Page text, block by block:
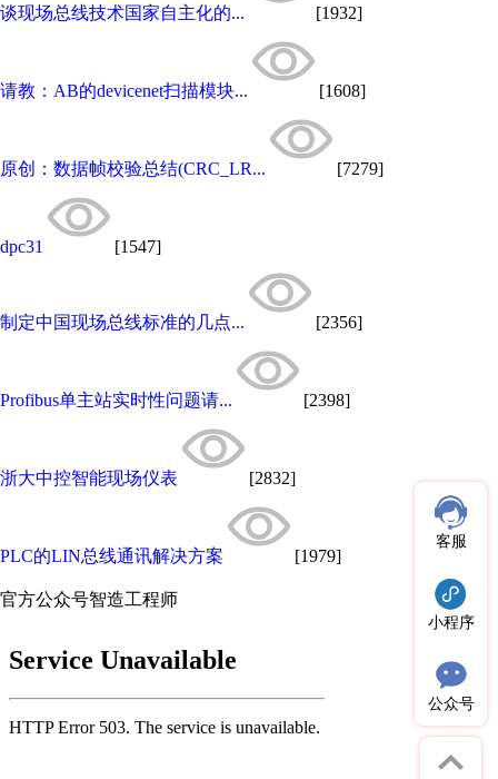
谈现场总线技术国家自主化的... [1932]
请教：AB的devicenet扫描模块... [1608]
原创：数据帧校验总结(CRC_LR... [7279]
dpc31 [1547]
制定中国现场总线标准的几点... [2356]
Profibus单主站实时性问题请... [2398]
浙大中控智能现场仪表 [2832]
PLC的LIN总线通讯解决方案 [1979]
官方公众号智造工程师
客服
小程序
公众号